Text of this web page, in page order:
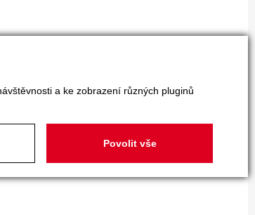
a ke zobrazení různých pluginů
Povolit vše